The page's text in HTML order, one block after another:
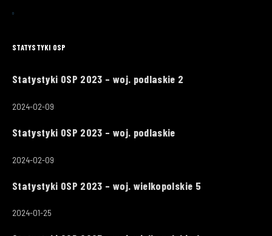
STATYSTYKI OSP
Statystyki OSP 2023 – woj. podlaskie 2
2024-02-09
Statystyki OSP 2023 – woj. podlaskie
2024-02-09
Statystyki OSP 2023 – woj. wielkopolskie 5
2024-01-25